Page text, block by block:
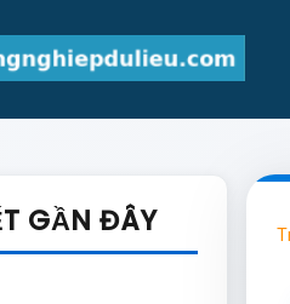
GẦN ĐÂY